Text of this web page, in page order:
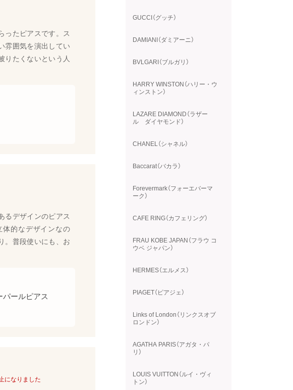
ったピアスです。ス
雰囲気を演出してい
りたくないという人
るデザインのピアス
的なデザインなの
。普段使いにも、お
ールピアス
になりました
GUCCI（グッチ）
DAMIANI（ダミアーニ）
BVLGARI（ブルガリ）
HARRY WINSTON（ハリー・ウ
ィンストン）
LAZARE DIAMOND（ラザー
ル ダイヤモンド）
CHANEL（シャネル）
Baccarat（バカラ）
Forevermark（フォーエバーマ
ーク）
CAFE RING（カフェリング）
FRAU KOBE JAPAN（フラウ コ
ウベ ジャパン）
HERMES（エルメス）
PIAGET（ピアジェ）
Links of London（リンクスオブ
ロンドン）
AGATHA PARIS（アガタ・パ
リ）
LOUIS VUITTON（ルイ・ヴィ
トン）